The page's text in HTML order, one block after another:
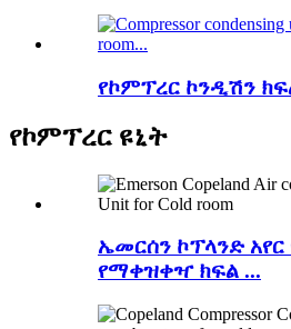
የኮምፕረር ኮንዲሽን
የኮምፕረር ዩኒት
ኤመርሰን ኮፕላንድ አየር
የማቀዝቀዣ ክፍል ...